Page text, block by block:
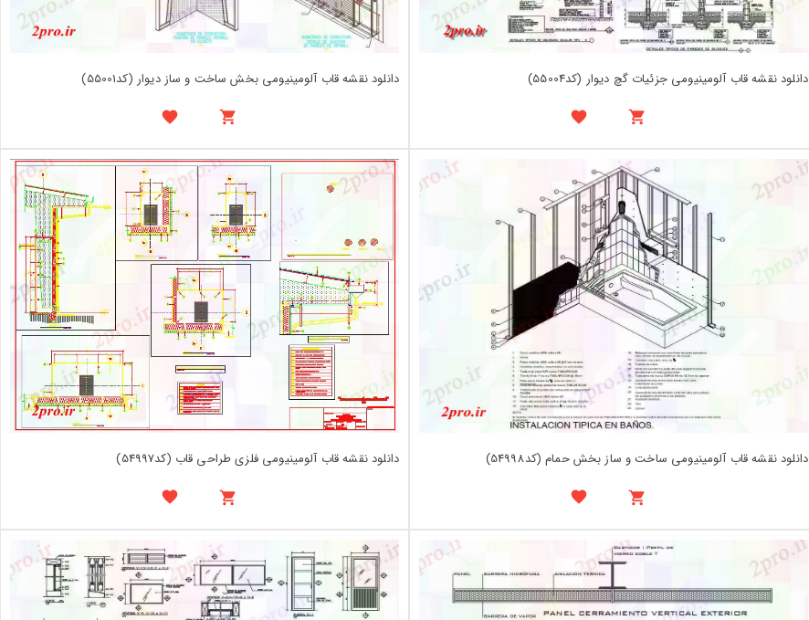
دانلود نقشه قاب آلومینیومی جزئیات گچ دیوار (کد55004) دانلود نقشه قاب آلومینیومی بخش ساخت و ساز دیوار (کد55001)
دانلود نقشه قاب آلومینیومی ساخت و ساز بخش حمام (کد54998) دانلود نقشه قاب آلومینیومی فلزی طراحی قاب (کد54997)